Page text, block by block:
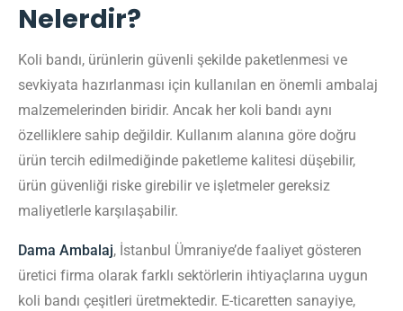
Nelerdir?
Koli bandı, ürünlerin güvenli şekilde paketlenmesi ve
sevkiyata hazırlanması için kullanılan en önemli ambalaj
malzemelerinden biridir. Ancak her koli bandı aynı
özelliklere sahip değildir. Kullanım alanına göre doğru
ürün tercih edilmediğinde paketleme kalitesi düşebilir,
ürün güvenliği riske girebilir ve işletmeler gereksiz
maliyetlerle karşılaşabilir.
Dama Ambalaj, İstanbul Ümraniye’de faaliyet gösteren
üretici firma olarak farklı sektörlerin ihtiyaçlarına uygun
koli bandı çeşitleri üretmektedir. E-ticaretten sanayiye,